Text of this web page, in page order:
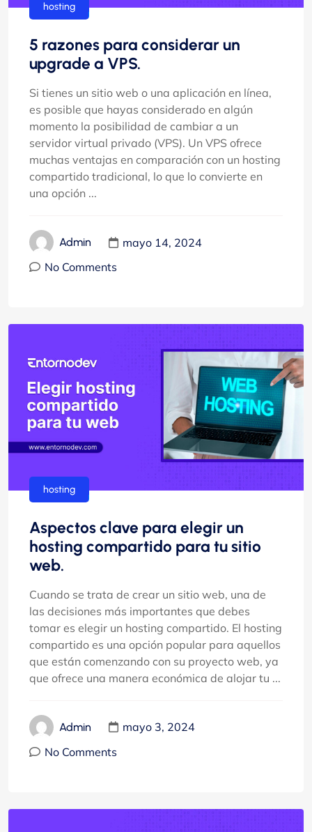
hosting
5 razones para considerar un
upgrade a VPS.
Si tienes un sitio web o una aplicación en línea,
es posible que hayas considerado en algún
momento la posibilidad de cambiar a un
servidor virtual privado (VPS). Un VPS ofrece
muchas ventajas en comparación con un hosting
compartido tradicional, lo que lo convierte en
una opción ...
Admin
mayo 14, 2024
No Comments
hosting
Aspectos clave para elegir un
hosting compartido para tu sitio
web.
Cuando se trata de crear un sitio web, una de
las decisiones más importantes que debes
tomar es elegir un hosting compartido. El hosting
compartido es una opción popular para aquellos
que están comenzando con su proyecto web, ya
que ofrece una manera económica de alojar tu ...
Admin
mayo 3, 2024
No Comments